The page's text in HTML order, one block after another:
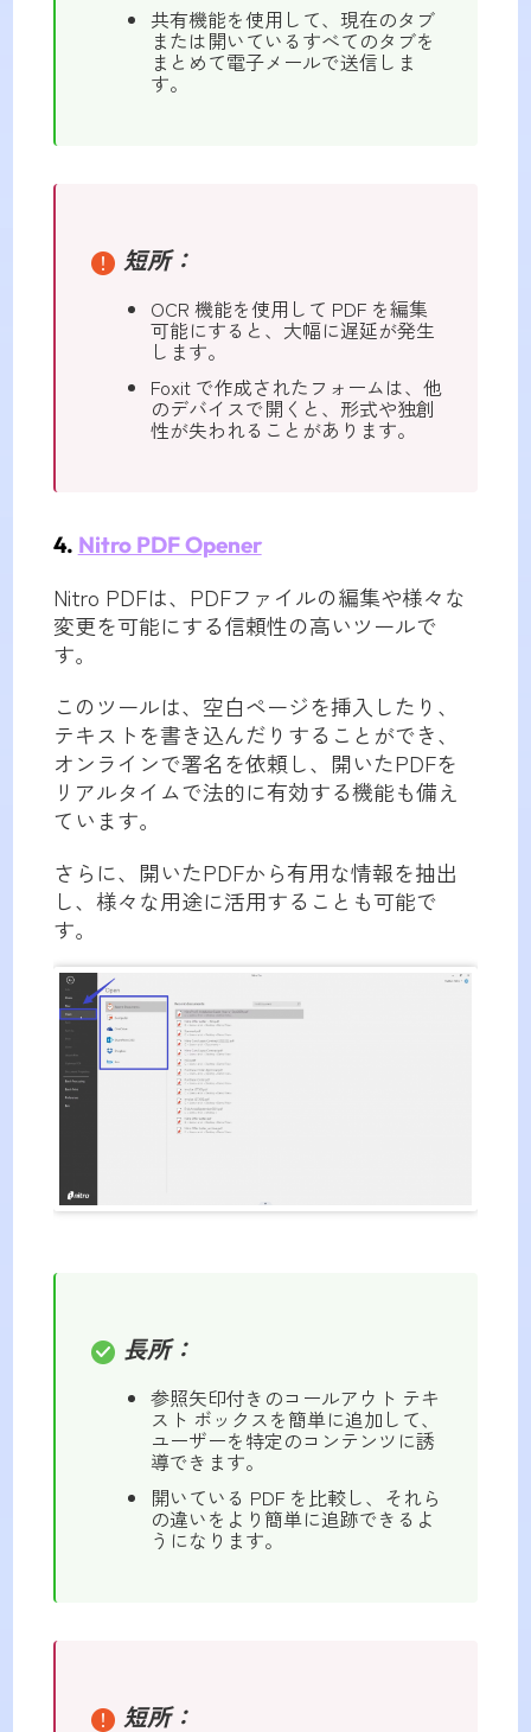
共有機能を使用して、現在のタブ
または開いているすべてのタブを
まとめて電子メールで送信しま
す。
短所：
OCR 機能を使用して PDF を編集
可能にすると、大幅に遅延が発生
します。
Foxit で作成されたフォームは、他
のデバイスで開くと、形式や独創
性が失われることがあります。
4. Nitro PDF Opener
Nitro PDFは、PDFファイルの編集や様々な
変更を可能にする信頼性の高いツールで
す。
このツールは、空白ページを挿入したり、
テキストを書き込んだりすることができ、
オンラインで署名を依頼し、開いたPDFを
リアルタイムで法的に有効する機能も備え
ています。
さらに、開いたPDFから有用な情報を抽出
し、様々な用途に活用することも可能で
す。
長所：
参照矢印付きのコールアウト テキ
スト ボックスを簡単に追加して、
ユーザーを特定のコンテンツに誘
導できます。
開いている PDF を比較し、それら
の違いをより簡単に追跡できるよ
うになります。
短所：